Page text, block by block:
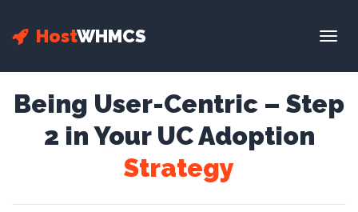
HostWHMCS
Being User-Centric – Step
2 in Your UC Adoption
Strategy